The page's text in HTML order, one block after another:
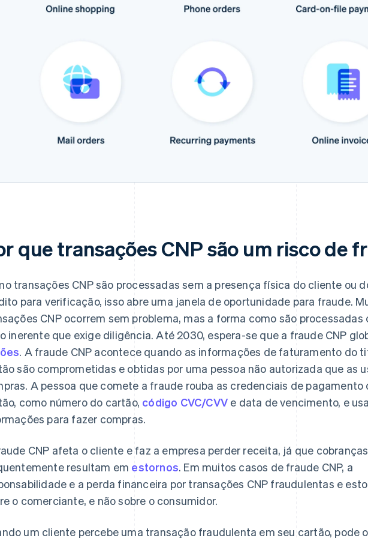
que transações CNP são um risco de
transações CNP são processadas sem a presença física do cliente ou
para verificação, isso abre uma janela de oportunidade para fraude.
CNP ocorrem sem problema, mas a forma como são processadas
inerente que exige diligência. Até 2030, espera-se que a fraude CNP
. A fraude CNP acontece quando as informações de faturamento do
são comprometidas e obtidas por uma pessoa não autorizada que as
A pessoa que comete a fraude rouba as credenciais de
como número do cartão, código CVC/CVV e data de vencimento, e
para fazer compras.
CNP afeta o cliente e faz a empresa perder receita, já que
resultam em estornos. Em muitos casos de fraude CNP, a
e a perda financeira por transações CNP fraudulentas e
o comerciante, e não sobre o consumidor.
um cliente percebe uma transação fraudulenta em seu cartão, pode